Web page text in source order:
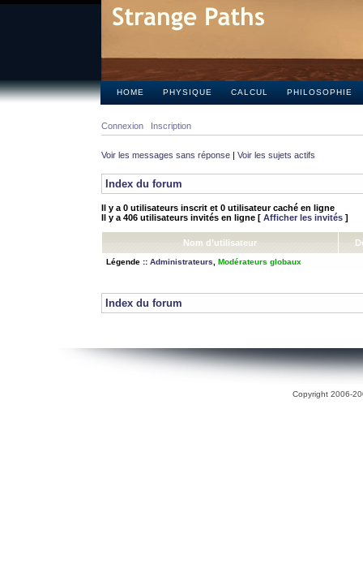
HOME PHYSIQUE CALCUL PHILOSOPHIE
Connexion Inscription
Voir les messages sans réponse | Voir les sujets actifs
Index du forum
Il y a 0 utilisateurs inscrit et 0 utilisateur caché en ligne
Il y a 406 utilisateurs invités en ligne [ Afficher les invités ]
Nom d’utilisateur
Légende :: Administrateurs Modérateurs globaux
Index du forum
Copyright 2006-